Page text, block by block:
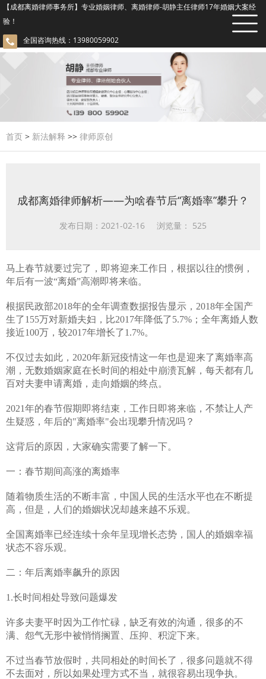
【成都离婚律师事务所】专业婚姻律师、离婚律师-胡静主任律师17年婚姻大案经
验！
全国咨询热线：13980059902
首页 > 新法解释 >> 律师原创
成都离婚律师解析——为啥春节后“离婚率”攀升？
发布日期：2021-02-16 浏览量： 525
马上春节就要过完了，即将迎来工作日，根据以往的惯例，
年后有一波“离婚”高潮即将来临。
根据民政部2018年的全年调查数据报告显示，2018年全国产
生了155万对新婚夫妇，比2017年降低了5.7%；全年离婚人数
接近100万，较2017年增长了1.7%。
不仅过去如此，2020年新冠疫情这一年也是迎来了离婚率高
潮，无数婚姻家庭在长时间的相处中崩溃瓦解，每天都有几
百对夫妻申请离婚，走向婚姻的终点。
2021年的春节假期即将结束，工作日即将来临，不禁让人产
生疑惑，年后的"离婚率"会出现攀升情况吗？
这背后的原因，大家确实需要了解一下。
一：春节期间高涨的离婚率
随着物质生活的不断丰富，中国人民的生活水平也在不断提
高，但是，人们的婚姻状况却越来越不乐观。
全国离婚率已经连续十余年呈现增长态势，国人的婚姻幸福
状态不容乐观。
二：年后离婚率飙升的原因
1.长时间相处导致问题爆发
许多夫妻平时因为工作忙碌，缺乏有效的沟通，很多的不
满、怨气无形中被悄悄搁置、压抑、积淀下来。
不过当春节放假时，共同相处的时间长了，很多问题就不得
不去面对，所以如果处理方式不当，就很容易出现争执。